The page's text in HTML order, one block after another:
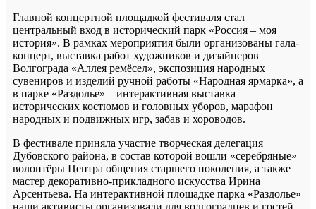
Главной концертной площадкой фестиваля стал
центральный вход в исторический парк «Россия – моя
история». В рамках мероприятия были организованы гала-
концерт, выставка работ художников и дизайнеров
Волгограда «Аллея ремёсел», экспозиция народных
сувениров и изделий ручной работы «Народная ярмарка», а
в парке «Раздолье» – интерактивная выставка
исторических костюмов и головных уборов, марафон
народных и подвижных игр, забав и хороводов.
В фестивале приняла участие творческая делегация
Дубовского района, в состав которой вошли «серебряные»
волонтёры Центра общения старшего поколения, а также
мастер декоративно-прикладного искусства Ирина
Арсентьева. На интерактивной площадке парка «Раздолье»
наши активисты организовали для волгоградцев и гостей